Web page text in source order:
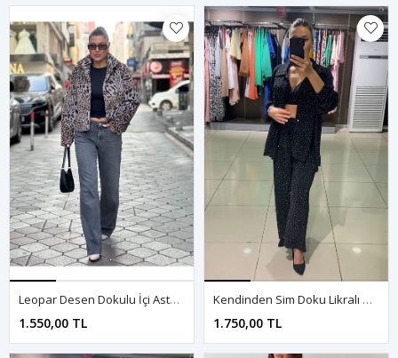
Leopar Desen Dokulu İçi Astarlı Ceket-Leopar
1.550,00 TL
Kendinden Sim Doku Likralı Üç Parçalı Takım-Siyah
1.750,00 TL